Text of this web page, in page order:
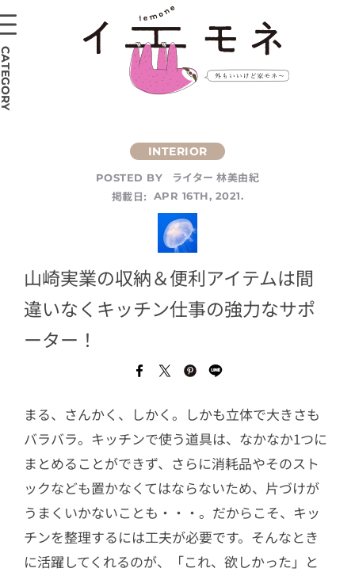
POSTED BY
ライター 林美由紀
掲載日:
APR 16TH, 2021.
山崎実業の収納＆便利アイテムは間
違いなくキッチン仕事の強力なサポ
ーター！
まる、さんかく、しかく。しかも立体で大きさも
バラバラ。キッチンで使う道具は、なかなか1つに
まとめることができず、さらに消耗品やそのスト
ックなども置かなくてはならないため、片づけが
うまくいかないことも・・・。だからこそ、キッ
チンを整理するには工夫が必要です。そんなとき
に活躍してくれるのが、「これ、欲しかった」と